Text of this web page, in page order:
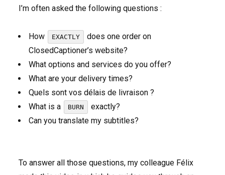
I’m often asked the following questions :
How EXACTLY
does one order on
ClosedCaptioner’s website?
What options and services do you offer?
What are your delivery times?
Quels sont vos délais de livraison ?
What is a
BURN
exactly?
Can you translate my subtitles?
To answer all those questions, my colleague Félix